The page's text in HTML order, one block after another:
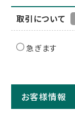
取引について
急ぎます
お客様情報